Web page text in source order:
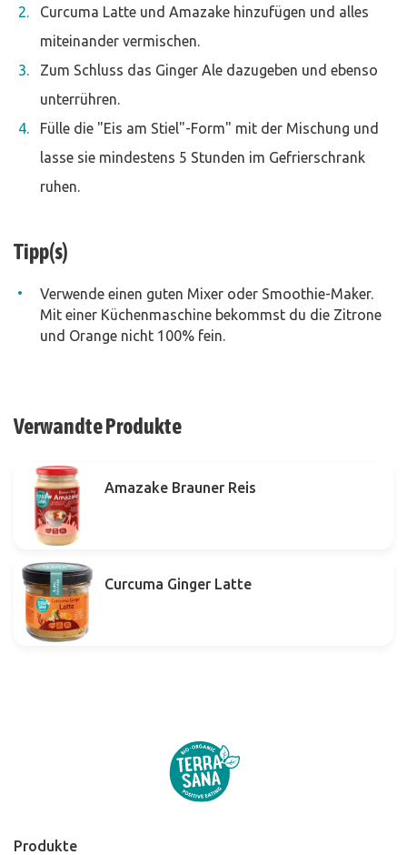
Curcuma Latte und Amazake hinzufügen und alles
miteinander vermischen.
Zum Schluss das Ginger Ale dazugeben und ebenso
unterrühren.
Fülle die "Eis am Stiel"-Form" mit der Mischung und
lasse sie mindestens 5 Stunden im Gefrierschrank
ruhen.
Tipp(s)
Verwende einen guten Mixer oder Smoothie-Maker.
Mit einer Küchenmaschine bekommst du die Zitrone
und Orange nicht 100% fein.
Verwandte Produkte
Amazake Brauner Reis
Curcuma Ginger Latte
Produkte